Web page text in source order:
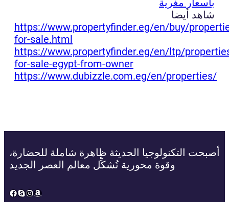
بأسعار مغرية
شاهد أيضا
https://www.propertyfinder.eg/en/buy/
for-sale.html
https://www.propertyfinder.eg/en/ltp/
for-sale-egypt-from-owner
https://www.dubizzle.com.eg/en/properties/
أصبحت التكنولوجيا الحديثة ظاهرة شاملة للحضارة،
وقوة محورية تُشكِّل معالم العصر الجديد
Facebook
Skype
Instagram
Amazon